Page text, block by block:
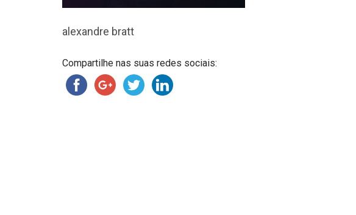
alexandre bratt
Compartilhe nas suas redes sociais: